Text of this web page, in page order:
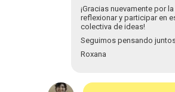
¡Gracias nuevamente por
reflexionar y participar en
colectiva de ideas!
Seguimos pensando
Roxana